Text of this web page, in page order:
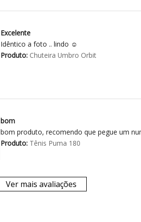
Excelente
Idêntico a foto .. lindo ☺️
Produto:Chuteira Umbro Orbit
bom
bom produto, recomendo que pegue um
Produto:Tênis Puma 180
Ver mais avaliações